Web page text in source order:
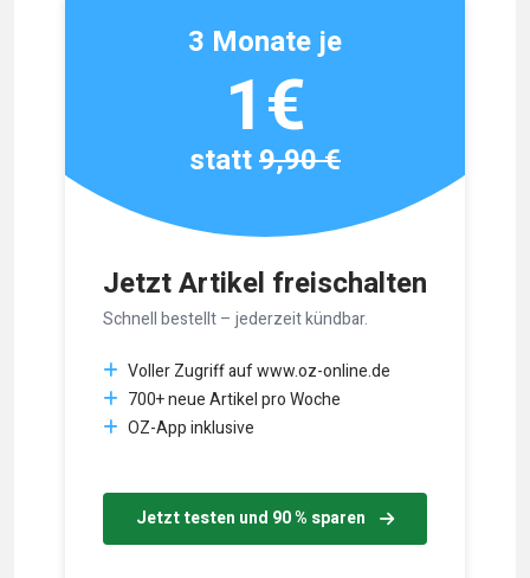
Jetzt Artikel freischalten
Schnell bestellt – jederzeit kündbar.
Voller Zugriff auf www.oz-online.de
700+ neue Artikel pro Woche
OZ-App inklusive
Jetzt testen und 90 % sparen
3 Monate je
1€
statt9,90 €